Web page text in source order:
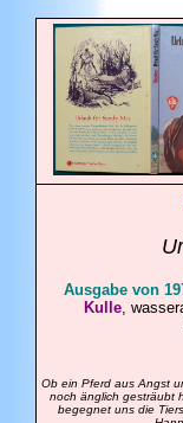
Ausgabe von
Kulle,
Ob ein Pferd aus Angst
noch änglich gesträubt
begegnet uns die